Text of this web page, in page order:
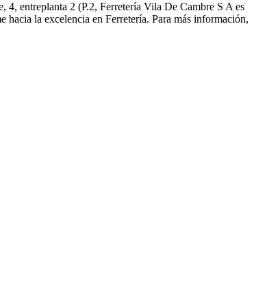
4, entreplanta 2 (P.2, Ferretería Vila De Cambre S A es
la excelencia en Ferretería. Para más información,